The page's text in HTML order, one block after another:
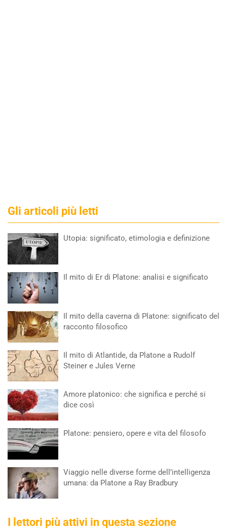
Gli articoli più letti
Utopia: significato, etimologia e definizione
Il mito di Er di Platone: analisi e significato
Il mito della caverna di Platone: significato del
racconto filosofico
Il mito di Atlantide, da Platone a Rudolf
Steiner e Jules Verne
Amore platonico: che significa e perché si
dice così
Platone: pensiero, opere e vita del filosofo
Viaggio nelle diverse forme dell’intelligenza
umana: da Platone a Ray Bradbury
I lettori più attivi in questa sezione